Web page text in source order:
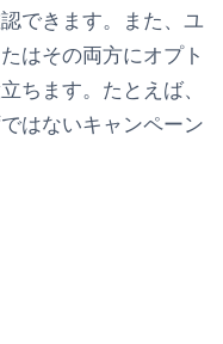
できます。また、ユ
はその両方にオプト
ちます。たとえば、
はないキャンペーン